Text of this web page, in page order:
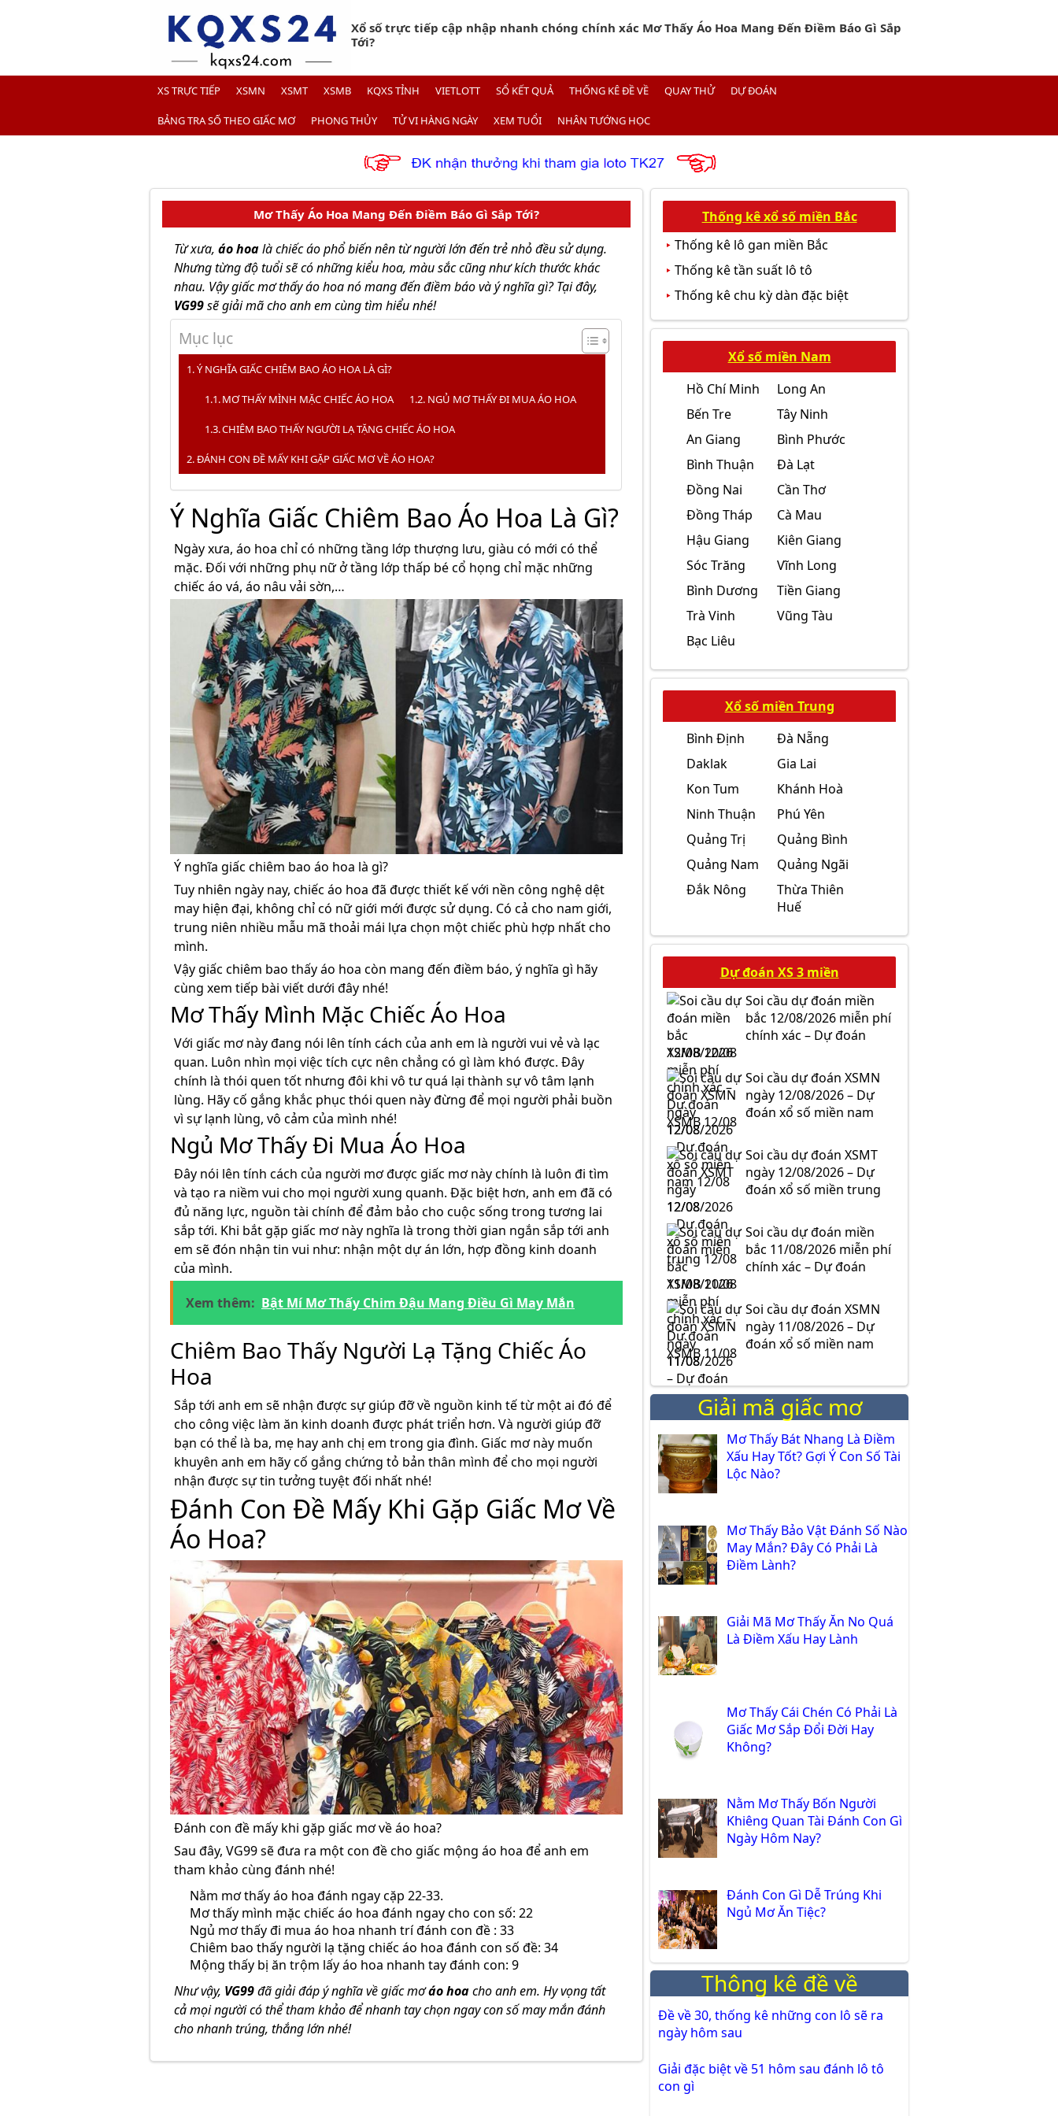
Xổ số trực tiếp cập nhập nhanh chóng chính xác Mơ Thấy Áo Hoa Mang Đến Điềm Báo Gì Sắp
Tới?
XS TRỰC TIẾP XSMN XSMT XSMB KQXS TỈNH VIETLOTT SỔ KẾT QUẢ THỐNG KÊ ĐỀ VỀ QUAY THỬ DỰ ĐOÁN
BẢNG TRA SỐ THEO GIẤC MƠ PHONG THỦY TỬ VI HÀNG NGÀY XEM TUỔI NHÂN TƯỚNG HỌC
Mơ Thấy Áo Hoa Mang Đến Điềm Báo Gì Sắp Tới?
Từ xưa, áo hoalà chiếc áo phổ biến nên từ người lớn đến trẻ nhỏ đều sử dụng.
Nhưng từng độ tuổi sẽ có những kiểu hoa, màu sắc cũng như kích thước khác
nhau. Vậy giấc mơ thấy áo hoa nó mang đến điềm báo và ý nghĩa gì? Tại đây,
VG99sẽ giải mã cho anh em cùng tìm hiểu nhé!
Mục lục
Ý NGHĨA GIẤC CHIÊM BAO ÁO HOA LÀ GÌ?
MƠ THẤY MÌNH MẶC CHIẾC ÁO HOA NGỦ MƠ THẤY ĐI MUA ÁO HOA
CHIÊM BAO THẤY NGƯỜI LẠ TẶNG CHIẾC ÁO HOA
ĐÁNH CON ĐỀ MẤY KHI GẶP GIẤC MƠ VỀ ÁO HOA?
Ý Nghĩa Giấc Chiêm Bao Áo Hoa Là Gì?
Ngày xưa, áo hoa chỉ có những tầng lớp thượng lưu, giàu có mới có thể
mặc. Đối với những phụ nữ ở tầng lớp thấp bé cổ họng chỉ mặc những
chiếc áo vá, áo nâu vải sờn,…
Ý nghĩa giấc chiêm bao áo hoa là gì?
Tuy nhiên ngày nay, chiếc áo hoa đã được thiết kế với nền công nghệ dệt
may hiện đại, không chỉ có nữ giới mới được sử dụng. Có cả cho nam giới,
trung niên nhiều mẫu mã thoải mái lựa chọn một chiếc phù hợp nhất cho
mình.
Vậy giấc chiêm bao thấy áo hoa còn mang đến điềm báo, ý nghĩa gì hãy
cùng xem tiếp bài viết dưới đây nhé!
Mơ Thấy Mình Mặc Chiếc Áo Hoa
Với giấc mơ này đang nói lên tính cách của anh em là người vui vẻ và lạc
quan. Luôn nhìn mọi việc tích cực nên chẳng có gì làm khó được. Đây
chính là thói quen tốt nhưng đôi khi vô tư quá lại thành sự vô tâm lạnh
lùng. Hãy cố gắng khắc phục thói quen này đừng để mọi người phải buồn
vì sự lạnh lùng, vô cảm của mình nhé!
Ngủ Mơ Thấy Đi Mua Áo Hoa
Đây nói lên tính cách của người mơ được giấc mơ này chính là luôn đi tìm
và tạo ra niềm vui cho mọi người xung quanh. Đặc biệt hơn, anh em đã có
đủ năng lực, nguồn tài chính để đảm bảo cho cuộc sống trong tương lai
sắp tới. Khi bắt gặp giấc mơ này nghĩa là trong thời gian ngắn sắp tới anh
em sẽ đón nhận tin vui như: nhận một dự án lớn, hợp đồng kinh doanh
của mình.
Xem thêm: Bật Mí Mơ Thấy Chim Đậu Mang Điều Gì May Mắn
Chiêm Bao Thấy Người Lạ Tặng Chiếc Áo
Hoa
Sắp tới anh em sẽ nhận được sự giúp đỡ về nguồn kinh tế từ một ai đó để
cho công việc làm ăn kinh doanh được phát triển hơn. Và người giúp đỡ
bạn có thể là ba, mẹ hay anh chị em trong gia đình. Giấc mơ này muốn
khuyên anh em hãy cố gắng chứng tỏ bản thân mình để cho mọi người
nhận được sự tin tưởng tuyệt đối nhất nhé!
Đánh Con Đề Mấy Khi Gặp Giấc Mơ Về
Áo Hoa?
Đánh con đề mấy khi gặp giấc mơ về áo hoa?
Sau đây, VG99 sẽ đưa ra một con đề cho giấc mộng áo hoa để anh em
tham khảo cùng đánh nhé!
Nằm mơ thấy áo hoa đánh ngay cặp 22-33.
Mơ thấy mình mặc chiếc áo hoa đánh ngay cho con số: 22
Ngủ mơ thấy đi mua áo hoa nhanh trí đánh con đề : 33
Chiêm bao thấy người lạ tặng chiếc áo hoa đánh con số đề: 34
Mộng thấy bị ăn trộm lấy áo hoa nhanh tay đánh con: 9
Như vậy, VG99đã giải đáp ý nghĩa về giấc mơáo hoacho anh em. Hy vọng tất
cả mọi người có thể tham khảo để nhanh tay chọn ngay con số may mắn đánh
cho nhanh trúng, thắng lớn nhé!
Thống kê xổ số miền Bắc
Thống kê lô gan miền Bắc
Thống kê tần suất lô tô
Thống kê chu kỳ dàn đặc biệt
Xổ số miền Nam
Hồ Chí Minh
Long An
Bến Tre
Tây Ninh
An Giang
Bình Phước
Bình Thuận
Đà Lạt
Đồng Nai
Cần Thơ
Đồng Tháp
Cà Mau
Hậu Giang
Kiên Giang
Sóc Trăng
Vĩnh Long
Bình Dương
Tiền Giang
Trà Vinh
Vũng Tàu
Bạc Liêu
Xổ số miền Trung
Bình Định
Đà Nẵng
Daklak
Gia Lai
Kon Tum
Khánh Hoà
Ninh Thuận
Phú Yên
Quảng Trị
Quảng Bình
Quảng Nam
Quảng Ngãi
Đắk Nông
Thừa Thiên
Huế
Dự đoán XS 3 miền
Soi cầu dự đoán miền
bắc 12/08/2026 miễn phí
chính xác – Dự đoán
XSMB 12/08
Soi cầu dự đoán XSMN
ngày 12/08/2026 – Dự
đoán xổ số miền nam
12/08
Soi cầu dự đoán XSMT
ngày 12/08/2026 – Dự
đoán xổ số miền trung
12/08
Soi cầu dự đoán miền
bắc 11/08/2026 miễn phí
chính xác – Dự đoán
XSMB 11/08
Soi cầu dự đoán XSMN
ngày 11/08/2026 – Dự
đoán xổ số miền nam
11/08
Giải mã giấc mơ
Mơ Thấy Bát Nhang Là Điềm
Xấu Hay Tốt? Gợi Ý Con Số Tài
Lộc Nào?
Mơ Thấy Bảo Vật Đánh Số Nào
May Mắn? Đây Có Phải Là
Điềm Lành?
Giải Mã Mơ Thấy Ăn No Quá
Là Điềm Xấu Hay Lành
Mơ Thấy Cái Chén Có Phải Là
Giấc Mơ Sắp Đổi Đời Hay
Không?
Nằm Mơ Thấy Bốn Người
Khiêng Quan Tài Đánh Con Gì
Ngày Hôm Nay?
Đánh Con Gì Dễ Trúng Khi
Ngủ Mơ Ăn Tiệc?
Thông kê đề về
Đề về 30, thống kê những con lô sẽ ra
ngày hôm sau
Giải đặc biệt về 51 hôm sau đánh lô tô
con gì